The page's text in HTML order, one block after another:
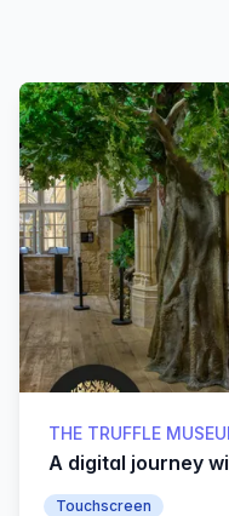
Products
THE TRUFFLE
A digital journey
Touchscreen